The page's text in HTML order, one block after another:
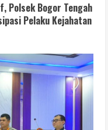
Polsek Bogor Tengah
Pelaku Kejahatan